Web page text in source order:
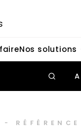
Nos solutions
-